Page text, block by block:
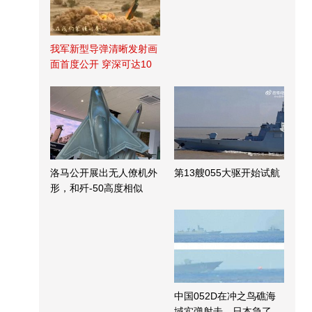
我军新型导弹清晰发射画
面首度公开 穿深可达10
洛马公开展出无人僚机外
形，和歼-50高度相似
第13艘055大驱开始试航
中国052D在冲之鸟礁海